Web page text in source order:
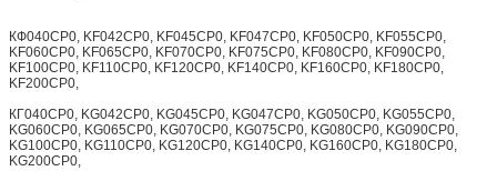
КФ040CP0, KF042CP0, KF045CP0, KF047CP0, KF050CP0, KF055CP0,
KF060CP0, KF065CP0, KF070CP0, KF075CP0, KF080CP0, KF090CP0,
KF100CP0, KF110CP0, KF120CP0, KF140CP0, KF160CP0, KF180CP0,
KF200CP0,
КГ040CP0, KG042CP0, KG045CP0, KG047CP0, KG050CP0, KG055CP0,
KG060CP0, KG065CP0, KG070CP0, KG075CP0, KG080CP0, KG090CP0,
KG100CP0, KG110CP0, KG120CP0, KG140CP0, KG160CP0, KG180CP0,
KG200CP0,